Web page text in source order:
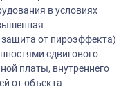
в условиях
от пироэффекта)
сдвигового
платы, внутреннего
от объекта